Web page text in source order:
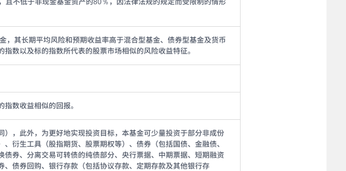
不低于非现金基金资产的80％，因法律法规的规定而受限制的情形
，其长期平均风险和预期收益率高于混合型基金、债券型基金及货币
数以及标的指数所代表的股票市场相似的风险收益特征。
数收益相似的回报。
，此外，为更好地实现投资目标，本基金可少量投资于部分非成份
衍生工具（股指期货、股票期权等）、债券（包括国债、金融债、
券、分离交易可转债的纯债部分、央行票据、中期票据、短期融资
债券回购、银行存款（包括协议存款、定期存款及其他银行存